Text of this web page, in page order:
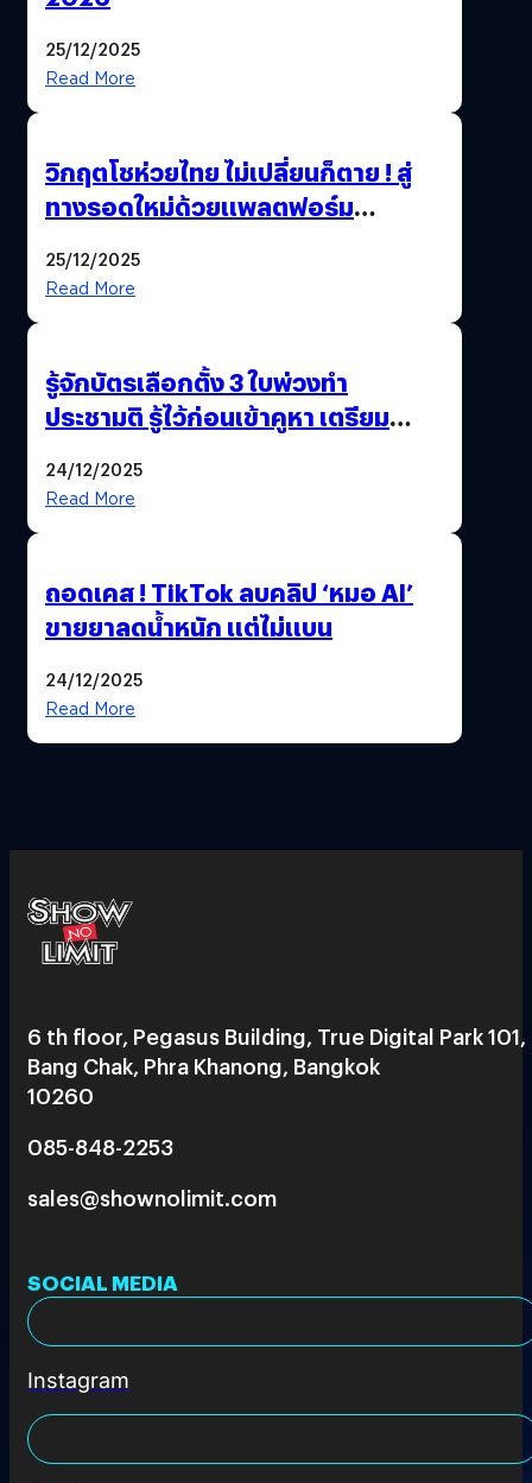
25/12/2025
Read More
วิกฤตโชห่วยไทย ไม่เปลี่ยนก็ตาย ! สู่
ทางรอดใหม่ด้วยแพลตฟอร์ม
25/12/2025
Read More
รู้จักบัตรเลือกตั้ง 3 ใบพ่วงทำ
ประชามติ รู้ไว้ก่อนเข้าคูหา เตรียม
24/12/2025
Read More
ถอดเคส ! TikTok ลบคลิป ‘หมอ AI’
ขายยาลดน้ำหนัก แต่ไม่แบน
24/12/2025
Read More
6 th floor, Pegasus Building, True Digital Park 101,
Bang Chak, Phra Khanong, Bangkok
10260
085-848-2253
sales@shownolimit.com
SOCIAL MEDIA
Instagram